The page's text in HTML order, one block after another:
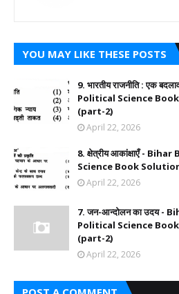
YOU MAY LIKE THESE POSTS
9. भारतीय राजनीति : एक
Political Science
(part-2)
April 22, 2026
8. क्षेत्रीय आकांक्षाएँ -
Science Book
April 22, 2026
7. जन-आन्दोलन का उदय -
Political Science
(part-2)
April 22, 2026